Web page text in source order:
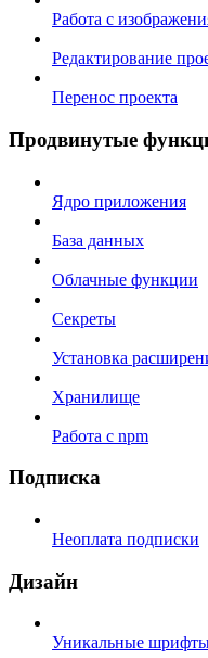
Работа с
Редактирование
Перенос проекта
Продвинутые
Ядро приложения
База данных
Облачные функции
Секреты
Установка
Хранилище
Работа с npm
Подписка
Неоплата подписки
Дизайн
Уникальные